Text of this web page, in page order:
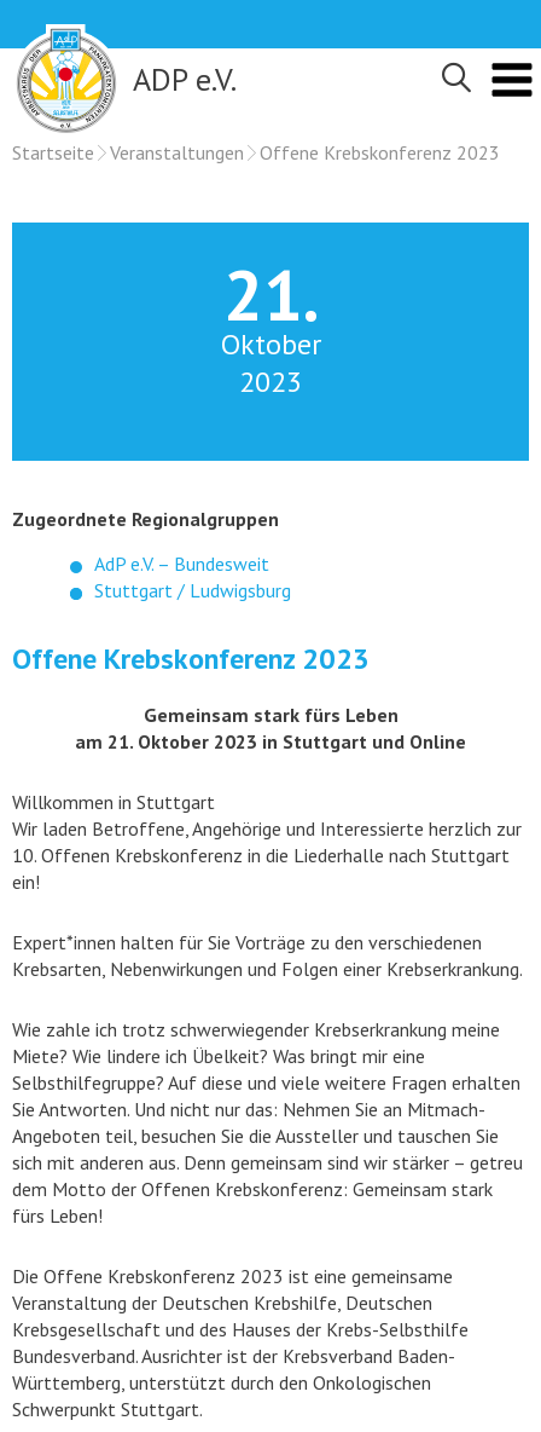
content
ADP e.V.
Startseite Veranstaltungen Offene Krebskonferenz 2023
21.
Oktober
2023
Zugeordnete Regionalgruppen
AdP e.V. – Bundesweit
Stuttgart / Ludwigsburg
Offene Krebskonferenz 2023
Gemeinsam stark fürs Leben
am 21. Oktober 2023 in Stuttgart und Online
Willkommen in Stuttgart
Wir laden Betroffene, Angehörige und Interessierte herzlich zur
10. Offenen Krebskonferenz in die Liederhalle nach Stuttgart
ein!
Expert*innen halten für Sie Vorträge zu den verschiedenen
Krebsarten, Nebenwirkungen und Folgen einer Krebserkrankung.
Wie zahle ich trotz schwerwiegender Krebserkrankung meine
Miete? Wie lindere ich Übelkeit? Was bringt mir eine
Selbsthilfegruppe? Auf diese und viele weitere Fragen erhalten
Sie Antworten. Und nicht nur das: Nehmen Sie an Mitmach-
Angeboten teil, besuchen Sie die Aussteller und tauschen Sie
sich mit anderen aus. Denn gemeinsam sind wir stärker – getreu
dem Motto der Offenen Krebskonferenz: Gemeinsam stark
fürs Leben!
Die Offene Krebskonferenz 2023 ist eine gemeinsame
Veranstaltung der Deutschen Krebshilfe, Deutschen
Krebsgesellschaft und des Hauses der Krebs-Selbsthilfe
Bundesverband. Ausrichter ist der Krebsverband Baden-
Württemberg, unterstützt durch den Onkologischen
Schwerpunkt Stuttgart.